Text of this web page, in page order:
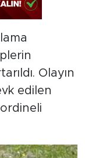
Olayın
edilen